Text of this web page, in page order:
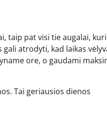
taip pat visi tie augalai,
atrodyti, kad laikas
ore, o gaudami
Tai geriausios dienos